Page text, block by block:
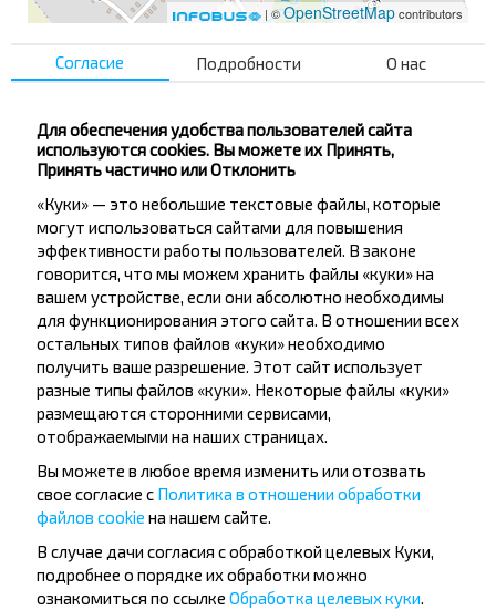
| ©OpenStreetMapcontributors
ул. Дружбы
Хотите
путешествовать
дешевле?
Не пропусти специальные акции, скидки и
другие интересные предложения INFOBUS.
Подпишись на получение новостей и
путешествуй с нами дешевле!
Согласие Подробности О нас
Для обеспечения удобства пользователей сайта
используются cookies. Вы можете их Принять,
Принять частично или Отклонить
«Куки» — это небольшие текстовые файлы, которые
могут использоваться сайтами для повышения
эффективности работы пользователей. В законе
говорится, что мы можем хранить файлы «куки» на
вашем устройстве, если они абсолютно необходимы
для функционирования этого сайта. В отношении всех
остальных типов файлов «куки» необходимо
получить ваше разрешение. Этот сайт использует
разные типы файлов «куки». Некоторые файлы «куки»
размещаются сторонними сервисами,
отображаемыми на наших страницах.
Вы можете в любое время изменить или отозвать
свое согласие с Политика в отношении обработки
файлов cookie на нашем сайте.
В случае дачи согласия с обработкой целевых Куки,
подробнее о порядке их обработки можно
ознакомиться по ссылке Обработка целевых куки.